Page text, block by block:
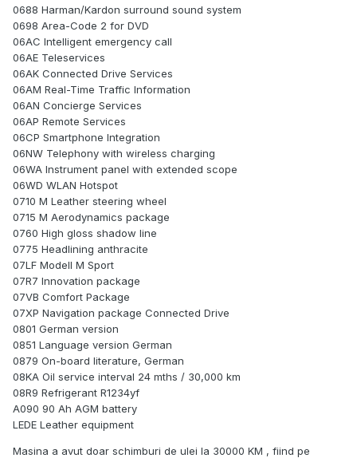
0688 Harman/Kardon surround sound system
0698 Area-Code 2 for DVD
06AC Intelligent emergency call
06AE Teleservices
06AK Connected Drive Services
06AM Real-Time Traffic Information
06AN Concierge Services
06AP Remote Services
06CP Smartphone Integration
06NW Telephony with wireless charging
06WA Instrument panel with extended scope
06WD WLAN Hotspot
0710 M Leather steering wheel
0715 M Aerodynamics package
0760 High gloss shadow line
0775 Headlining anthracite
07LF Modell M Sport
07R7 Innovation package
07VB Comfort Package
07XP Navigation package Connected Drive
0801 German version
0851 Language version German
0879 On-board literature, German
08KA Oil service interval 24 mths / 30,000 km
08R9 Refrigerant R1234yf
A090 90 Ah AGM battery
LEDE Leather equipment
Masina a avut doar schimburi de ulei la 30000 KM , fiind pe